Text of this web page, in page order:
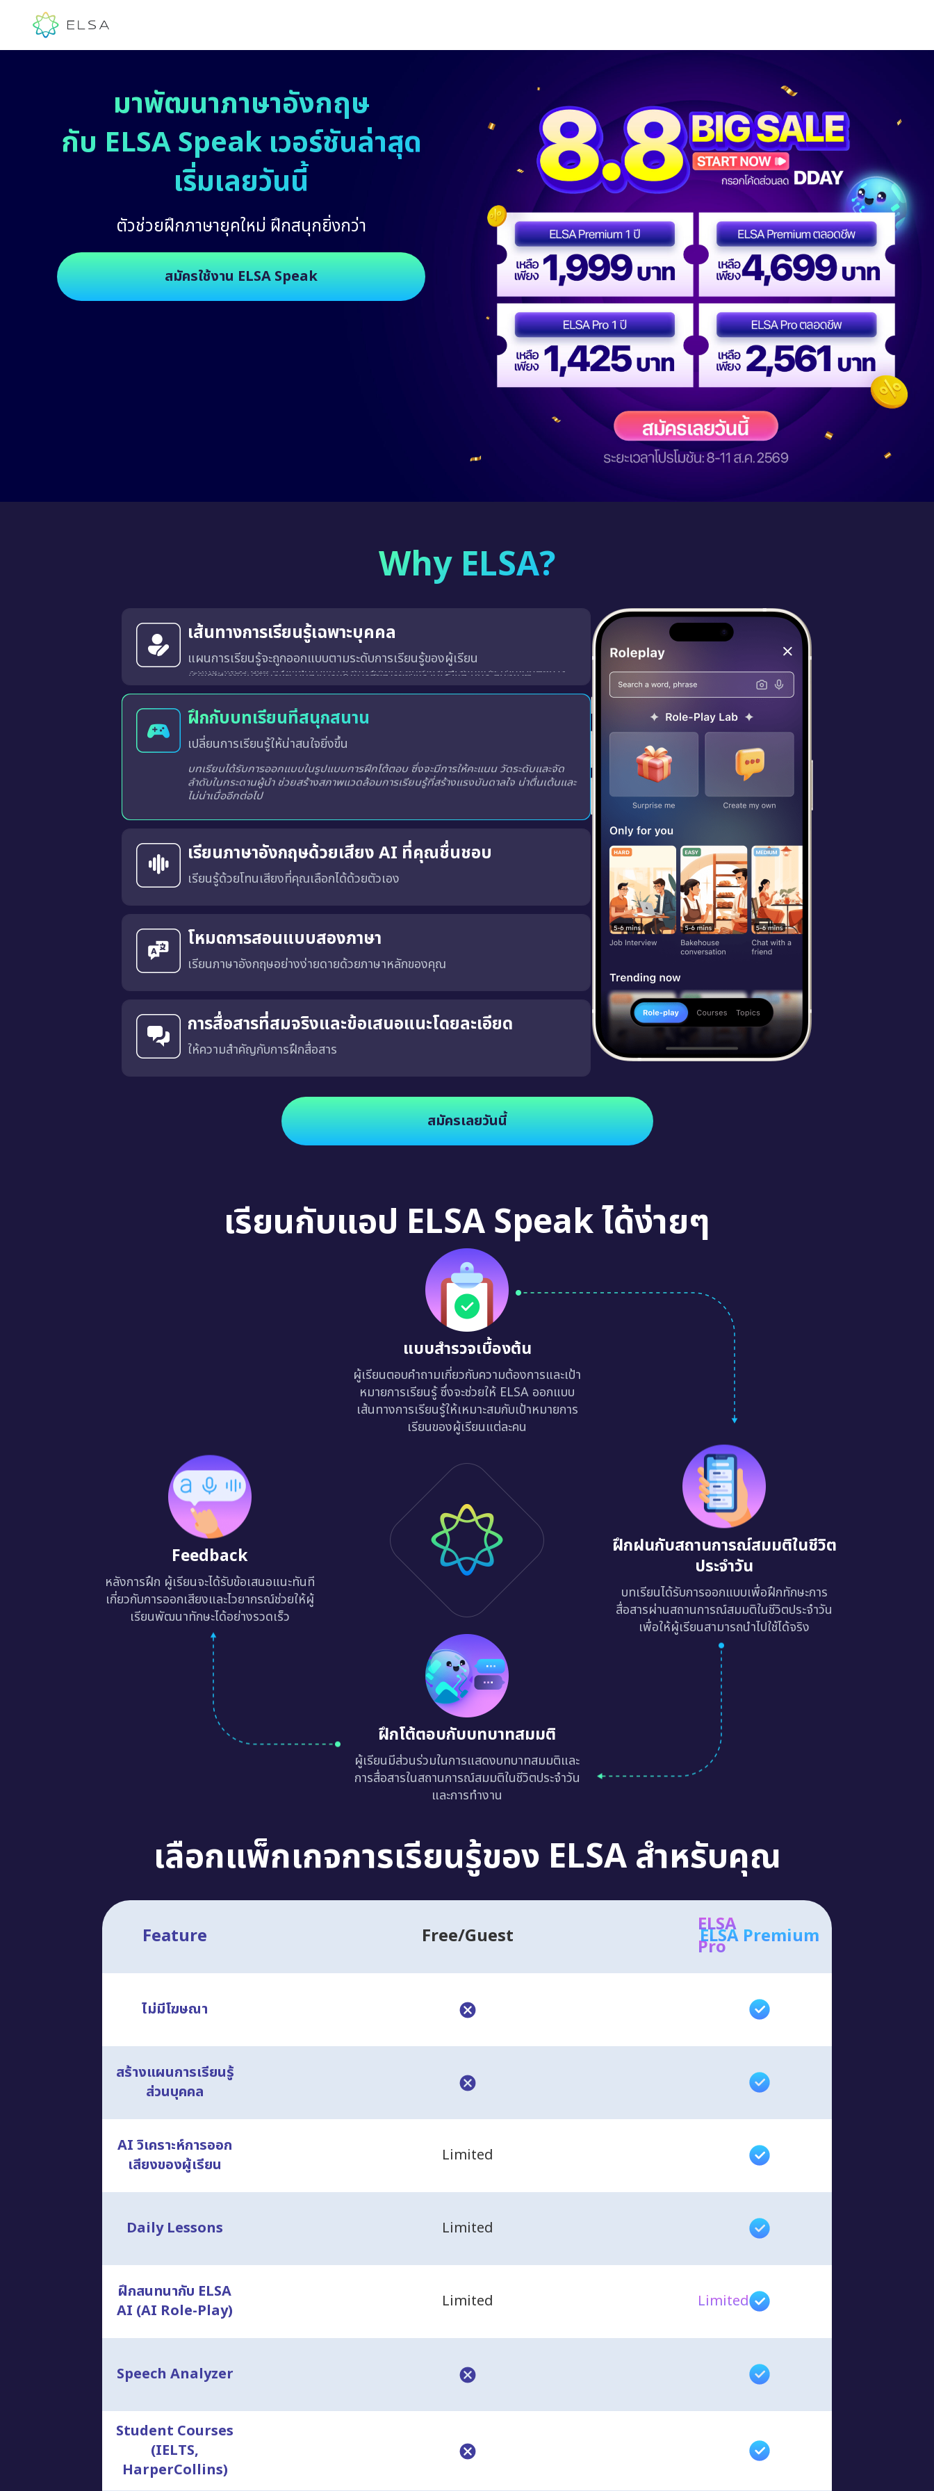
มาพัฒนาภาษาอังกฤษ
กับ ELSA Speak เวอร์ชันล่าสุด
เริ่มเลยวันนี้
ตัวช่วยฝึกภาษายุคใหม่ ฝึกสนุกยิ่งกว่า
สมัครใช้งาน ELSA Speak
Why ELSA?
เส้นทางการเรียนรู้เฉพาะบุคคล
แผนการเรียนรู้จะถูกออกแบบตามระดับการเรียนรู้ของผู้เรียน
ฝึกกับบทเรียนที่สนุกสนาน
เปลี่ยนการเรียนรู้ให้น่าสนใจยิ่งขึ้น
บทเรียนได้รับการออกแบบในรูปแบบการฝึกโต้ตอบ ซึ่งจะมีการให้คะแนน วัดระดับและจัด
ลำดับในกระดานผู้นำ ช่วยสร้างสภาพแวดล้อมการเรียนรู้ที่สร้างแรงบันดาลใจ น่าตื่นเต้นและ
ไม่น่าเบื่ออีกต่อไป
เรียนภาษาอังกฤษด้วยเสียง AI ที่คุณชื่นชอบ
เรียนรู้ด้วยโทนเสียงที่คุณเลือกได้ด้วยตัวเอง
โหมดการสอนแบบสองภาษา
เรียนภาษาอังกฤษอย่างง่ายดายด้วยภาษาหลักของคุณ
การสื่อสารที่สมจริงและข้อเสนอแนะโดยละเอียด
ให้ความสำคัญกับการฝึกสื่อสาร
สมัครเลยวันนี้
เรียนกับแอป ELSA Speak ได้ง่ายๆ
แบบสำรวจเบื้องต้น
ผู้เรียนตอบคำถามเกี่ยวกับความต้องการและเป้า
หมายการเรียนรู้ ซึ่งจะช่วยให้ ELSA ออกแบบ
เส้นทางการเรียนรู้ให้เหมาะสมกับเป้าหมายการ
เรียนของผู้เรียนแต่ละคน
ฝึกฝนกับสถานการณ์สมมติในชีวิต
ประจำวัน
บทเรียนได้รับการออกแบบเพื่อฝึกทักษะการ
สื่อสารผ่านสถานการณ์สมมติในชีวิตประจำวัน
เพื่อให้ผู้เรียนสามารถนำไปใช้ได้จริง
ฝึกโต้ตอบกับบทบาทสมมติ
ผู้เรียนมีส่วนร่วมในการแสดงบทบาทสมมติและ
การสื่อสารในสถานการณ์สมมติในชีวิตประจำวัน
และการทำงาน
Feedback
หลังการฝึก ผู้เรียนจะได้รับข้อเสนอแนะทันที
เกี่ยวกับการออกเสียงและไวยากรณ์ช่วยให้ผู้
เรียนพัฒนาทักษะได้อย่างรวดเร็ว
เลือกแพ็กเกจการเรียนรู้ของ ELSA สำหรับคุณ
Feature Free/Guest
ELSA
Pro
ELSA Premium
ไม่มีโฆษณา
สร้างแผนการเรียนรู้
ส่วนบุคคล
AI วิเคราะห์การออก
เสียงของผู้เรียน
Limited
Daily Lessons Limited
ฝึกสนทนากับ ELSA
AI (AI Role-Play)
Limited Limited
Speech Analyzer
Student Courses
(IELTS,
HarperCollins)